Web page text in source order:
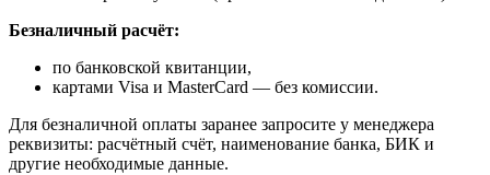
Безналичный расчёт:
по банковской квитанции,
картами Visa и MasterCard — без комиссии.
Для безналичной оплаты заранее запросите у менеджера
реквизиты: расчётный счёт, наименование банка, БИК и
другие необходимые данные.